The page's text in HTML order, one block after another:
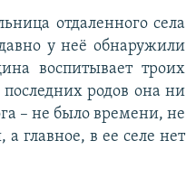
отдаленного села
у неё обнаружили
воспитывает троих
родов она ни
– не было времени, не
главное, в ее селе нет